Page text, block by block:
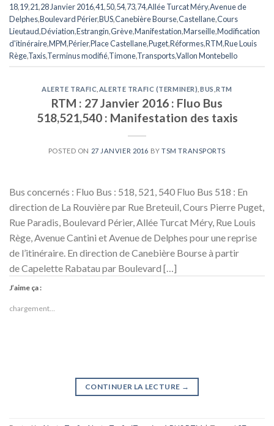
18,19,21,28 Janvier 2016,41,50,54,73,74,Allée Turcat Méry,Avenue de
Delphes,Boulevard Périer,BUS,Canebière Bourse,Castellane,Cours
Lieutaud,Déviation,Estrangin,Grève,Manifestation,Marseille,Modification
d'itinéraire,MPM,Périer,Place Castellane,Puget,Réformes,RTM,Rue Louis
Rège,Taxis,Terminus modifié,Timone,Transports,Vallon Montebello
ALERTE TRAFIC ALERTE TRAFIC (TERMINER) BUS ,RTM
RTM : 27 Janvier 2016 : Fluo Bus
518,521,540 : Manifestation des taxis
POSTED ON 27 JANVIER 2016 BYTSM TRANSPORTS
Bus concernés : Fluo Bus : 518, 521, 540 Fluo Bus 518 : En
direction de La Rouvière par Rue Breteuil, Cours Pierre Puget,
Rue Paradis, Boulevard Périer, Allée Turcat Méry, Rue Louis
Rège, Avenue Cantini et Avenue de Delphes pour une reprise
de l’itinéraire. En direction de Canebière Bourse à partir
de Capelette Rabatau par Boulevard […]
J’aime ça :
chargement…
CONTINUER LA LECTURE →